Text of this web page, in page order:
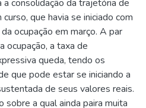
a consolidação da trajetória de
que havia se iniciado com
ocupação em março. A par
ocupação, a taxa de
queda, tendo os
que pode estar se iniciando a
de seus valores reais.
a qual ainda paira muita